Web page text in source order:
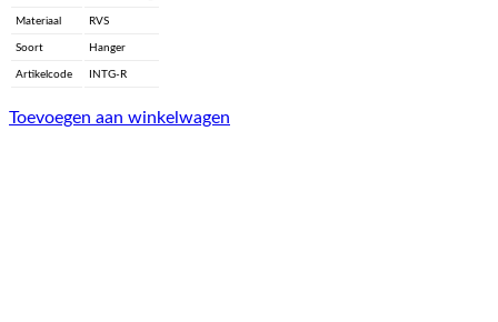
Materiaal RVS
Soort Hanger
Artikelcode INTG-R
Toevoegen aan winkelwagen